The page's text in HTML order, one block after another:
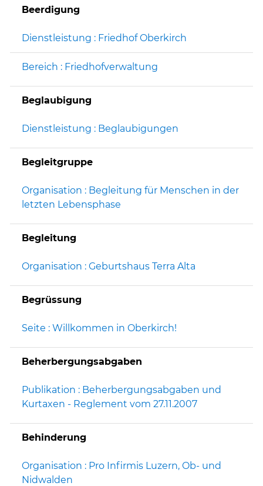
Beerdigung
Dienstleistung : Friedhof Oberkirch
Bereich : Friedhofverwaltung
Beglaubigung
Dienstleistung : Beglaubigungen
Begleitgruppe
Organisation : Begleitung für Menschen in der
letzten Lebensphase
Begleitung
Organisation : Geburtshaus Terra Alta
Begrüssung
Seite : Willkommen in Oberkirch!
Beherbergungsabgaben
Publikation : Beherbergungsabgaben und
Kurtaxen - Reglement vom 27.11.2007
Behinderung
Organisation : Pro Infirmis Luzern, Ob- und
Nidwalden